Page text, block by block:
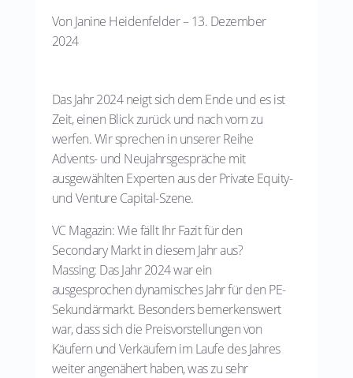
Von Janine Heidenfelder – 13. Dezember
2024
Das Jahr 2024 neigt sich dem Ende und es ist
Zeit, einen Blick zurück und nach vorn zu
werfen. Wir sprechen in unserer Reihe
Advents- und Neujahrsgespräche mit
ausgewählten Experten aus der Private Equity-
und Venture Capital-Szene.
VC Magazin: Wie fällt Ihr Fazit für den
Secondary Markt in diesem Jahr aus?
Massing: Das Jahr 2024 war ein
ausgesprochen dynamisches Jahr für den PE-
Sekundärmarkt. Besonders bemerkenswert
war, dass sich die Preisvorstellungen von
Käufern und Verkäufern im Laufe des Jahres
weiter angenähert haben, was zu sehr